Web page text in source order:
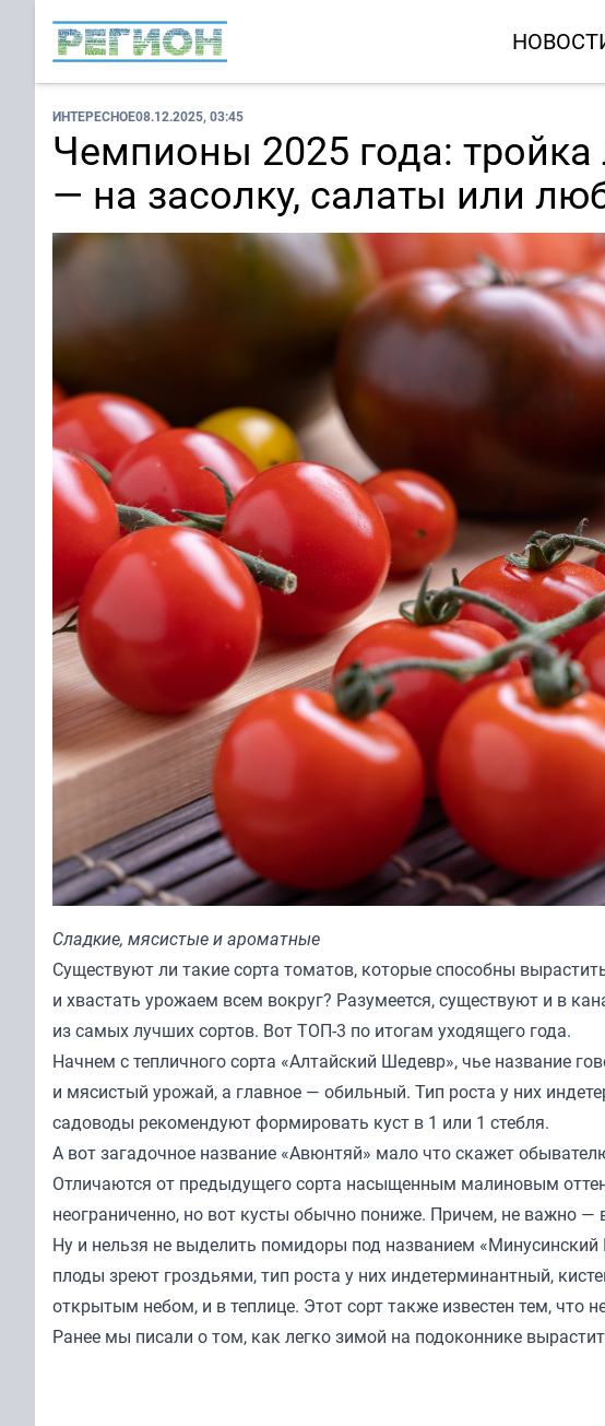
ИНТЕРЕСНОЕ08.12.2025, 03:45
Чемпионы 2025 года:
— на засолку, салаты или
Сладкие, мясистые и ароматные
Существуют ли такие сорта томатов, которые способны
и хвастать урожаем всем вокруг? Разумеется, существуют и в
из самых лучших сортов. Вот ТОП-3 по итогам уходящего года.
Начнем с тепличного сорта «Алтайский Шедевр», чье название
и мясистый урожай, а главное — обильный. Тип роста у них
садоводы рекомендуют формировать куст в 1 или 1 стебля.
А вот загадочное название «Авюнтяй» мало что скажет
Отличаются от предыдущего сорта насыщенным малиновым
неограниченно, но вот кусты обычно пониже. Причем, не важно —
Ну и нельзя не выделить помидоры под названием
плоды зреют гроздьями, тип роста у них индетерминантный,
открытым небом, и в теплице. Этот сорт также известен тем, что
Ранее мы писали о том, как легко зимой на подоконнике